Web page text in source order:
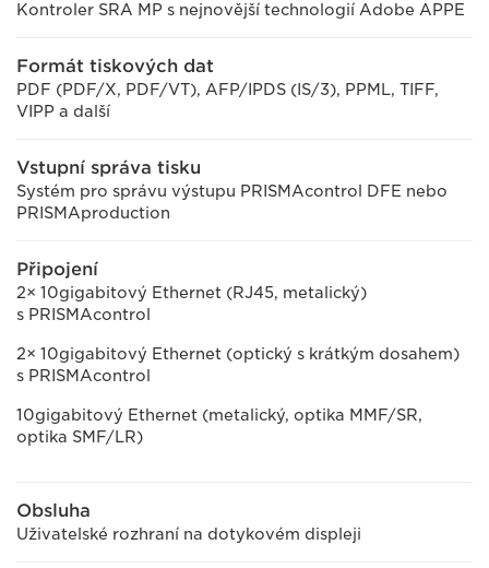
Kontroler SRA MP s nejnovější technologií Adobe APPE
Formát tiskových dat
PDF (PDF/X, PDF/VT), AFP/IPDS (IS/3), PPML, TIFF,
VIPP a další
Vstupní správa tisku
Systém pro správu výstupu PRISMAcontrol DFE nebo
PRISMAproduction
Připojení
2× 10gigabitový Ethernet (RJ45, metalický)
s PRISMAcontrol
2× 10gigabitový Ethernet (optický s krátkým dosahem)
s PRISMAcontrol
10gigabitový Ethernet (metalický, optika MMF/SR,
optika SMF/LR)
Obsluha
Uživatelské rozhraní na dotykovém displeji